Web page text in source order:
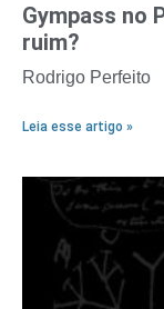
Gympass no
ruim?
Rodrigo Perfeito
Leia esse artigo »